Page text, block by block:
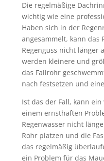
Die regelmäßige
wichtig wie eine
Haben sich in der
angesammelt, kann das
Regenguss nicht länger
werden kleinere und
das Fallrohr
nach festsetzen und
Ist das der Fall, kann
einem ernsthaften
Regenwasser nicht
Rohr platzen und die
das regelmäßig
ein Problem für das